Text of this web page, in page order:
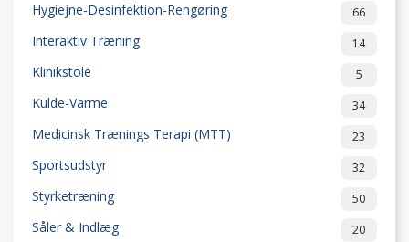
Hygiejne-Desinfektion-Rengøring 66
Interaktiv Træning 14
Klinikstole 5
Kulde-Varme 34
Medicinsk Trænings Terapi (MTT) 23
Sportsudstyr 32
Styrketræning 50
Såler & Indlæg 20